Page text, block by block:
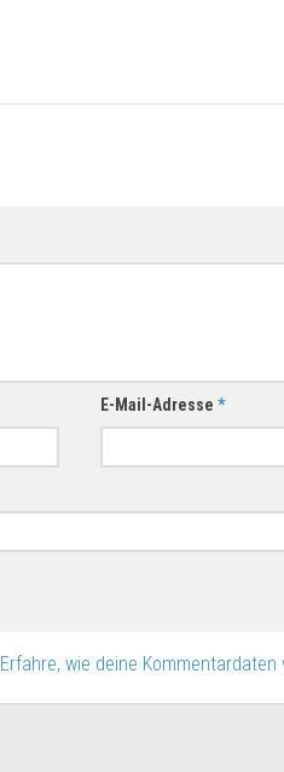
E-Mail-Adresse*
Erfahre, wie deine